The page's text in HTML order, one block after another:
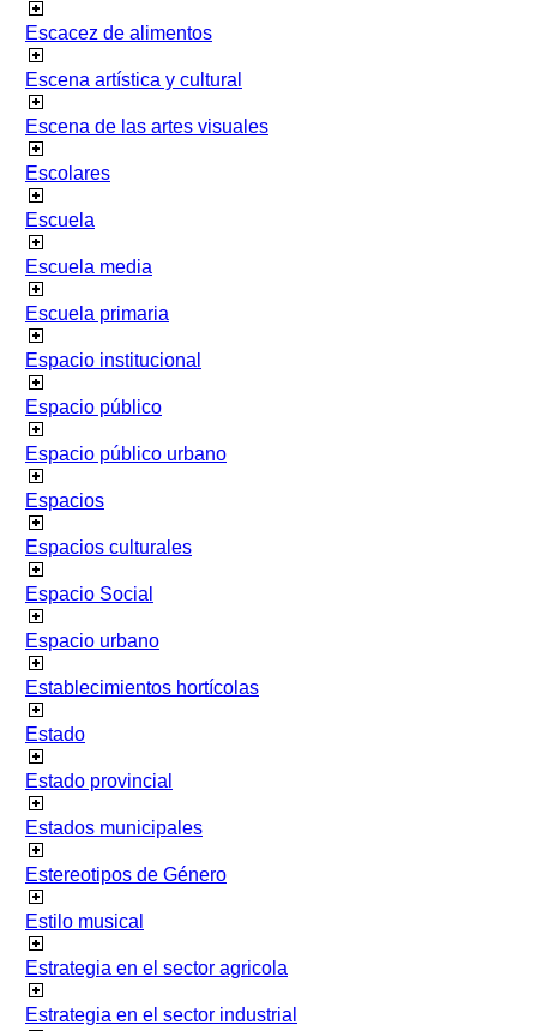
Escacez de alimentos
Escena artística y cultural
Escena de las artes visuales
Escolares
Escuela
Escuela media
Escuela primaria
Espacio institucional
Espacio público
Espacio público urbano
Espacios
Espacios culturales
Espacio Social
Espacio urbano
Establecimientos hortícolas
Estado
Estado provincial
Estados municipales
Estereotipos de Género
Estilo musical
Estrategia en el sector agricola
Estrategia en el sector industrial